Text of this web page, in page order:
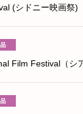
(シドニー映画祭)
Film Festival（シ